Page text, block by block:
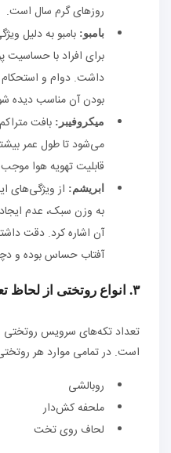
روز‌های گرم سال است.
بامبو: بامبو به دلیل
برای افراد با حساسیت
داشت. دوام و
بودن آن مناسب دیده
میکروفیبر: بافت
می‌شود تا طول عمر
قابلیت تهویه هوا
ابریشم: از
به وزن سبک، عدم
آن اشاره کرد. دقت
آفتاب حساس بوده و
۳. انواع روتختی از لحاظ تعداد تکه
تعداد تکه‌های سرویس روتختی
است. در تمامی موارد هر
روبالشی
ملحفه کش‌دار
لحاف روی تخت